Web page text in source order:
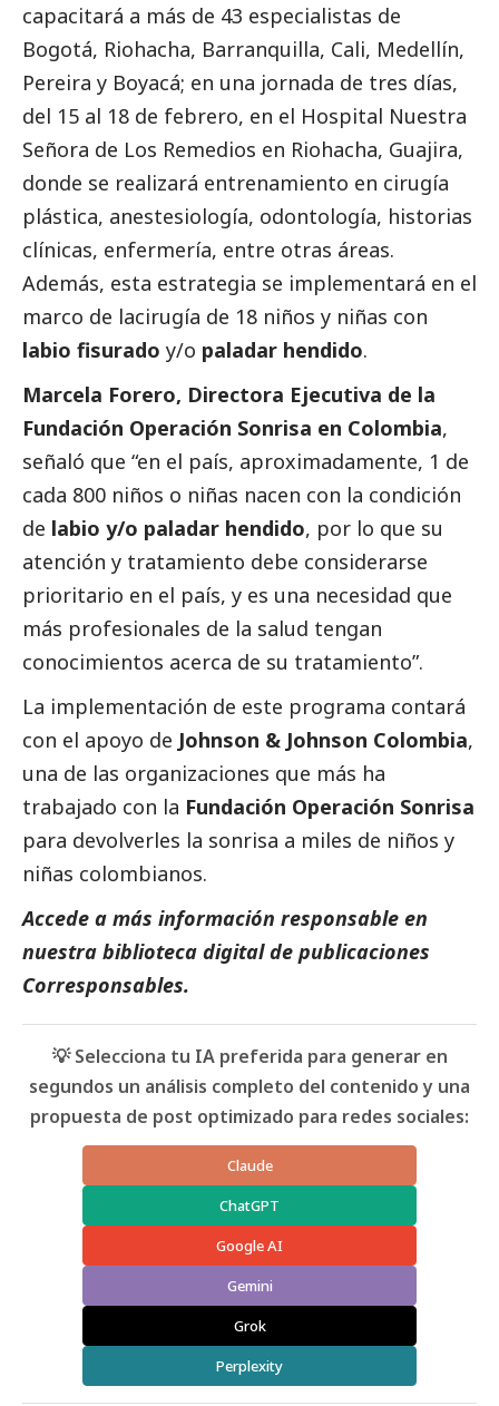
capacitará a más de 43 especialistas de
Bogotá, Riohacha, Barranquilla, Cali, Medellín,
Pereira y Boyacá; en una jornada de tres días,
del 15 al 18 de febrero, en el Hospital Nuestra
Señora de Los Remedios en Riohacha, Guajira,
donde se realizará entrenamiento en cirugía
plástica, anestesiología, odontología, historias
clínicas, enfermería, entre otras áreas.
Además, esta estrategia se implementará en el
marco de lacirugía de 18 niños y niñas con
labio fisurado y/o paladar hendido.
Marcela Forero, Directora Ejecutiva de la
Fundación Operación Sonrisa en Colombia,
señaló que “en el país, aproximadamente, 1 de
cada 800 niños o niñas nacen con la condición
de labio y/o paladar hendido, por lo que su
atención y tratamiento debe considerarse
prioritario en el país, y es una necesidad que
más profesionales de la salud tengan
conocimientos acerca de su tratamiento”.
La implementación de este programa contará
con el apoyo de Johnson & Johnson Colombia,
una de las organizaciones que más ha
trabajado con la Fundación Operación Sonrisa
para devolverles la sonrisa a miles de niños y
niñas colombianos.
Accede a más información responsable en
nuestra biblioteca digital de publicaciones
Corresponsables.
💡 Selecciona tu IA preferida para generar en
segundos un análisis completo del contenido y una
propuesta de post optimizado para redes sociales:
Claude
ChatGPT
Google AI
Gemini
Grok
Perplexity